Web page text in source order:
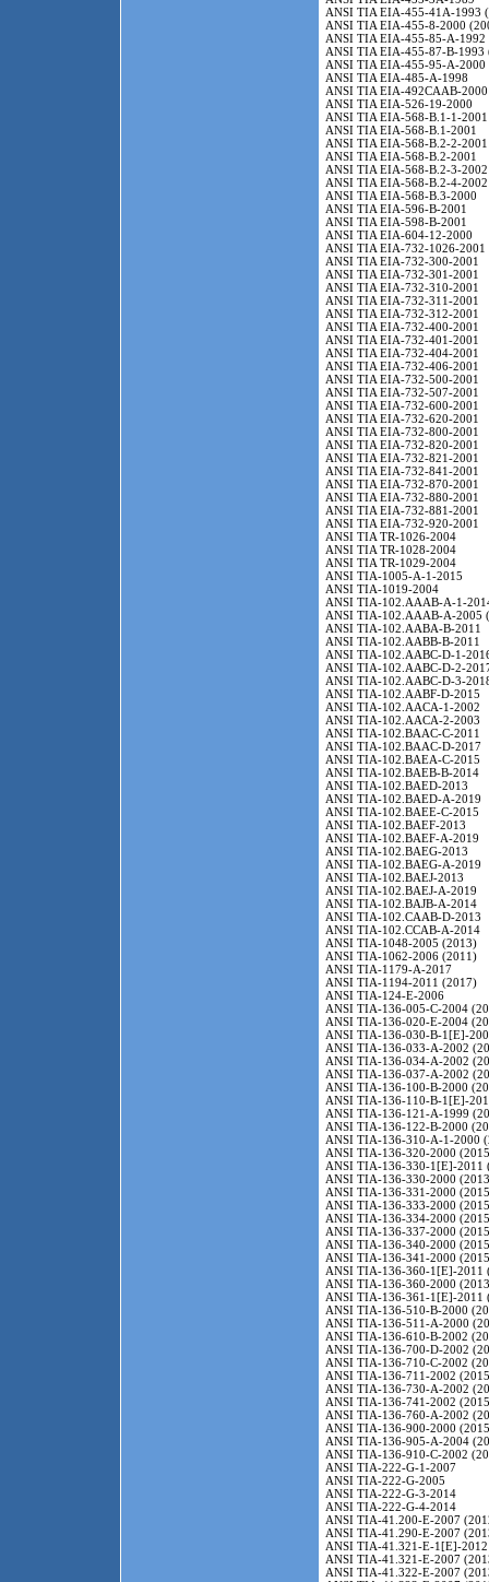
ANSI TIA EIA-455-41A-1993
ANSI TIA EIA-455-8-2000
ANSI TIA EIA-455-85-A-1992
ANSI TIA EIA-455-87-B-1993
ANSI TIA EIA-455-95-A-2000
ANSI TIA EIA-485-A-1998
ANSI TIA EIA-492CAAB-
ANSI TIA EIA-526-19-2000
ANSI TIA EIA-568-B.1-1-2001
ANSI TIA EIA-568-B.1-2001
ANSI TIA EIA-568-B.2-2-2001
ANSI TIA EIA-568-B.2-2001
ANSI TIA EIA-568-B.2-3-2002
ANSI TIA EIA-568-B.2-4-2002
ANSI TIA EIA-568-B.3-2000
ANSI TIA EIA-596-B-2001
ANSI TIA EIA-598-B-2001
ANSI TIA EIA-604-12-2000
ANSI TIA EIA-732-1026-2001
ANSI TIA EIA-732-300-2001
ANSI TIA EIA-732-301-2001
ANSI TIA EIA-732-310-2001
ANSI TIA EIA-732-311-2001
ANSI TIA EIA-732-312-2001
ANSI TIA EIA-732-400-2001
ANSI TIA EIA-732-401-2001
ANSI TIA EIA-732-404-2001
ANSI TIA EIA-732-406-2001
ANSI TIA EIA-732-500-2001
ANSI TIA EIA-732-507-2001
ANSI TIA EIA-732-600-2001
ANSI TIA EIA-732-620-2001
ANSI TIA EIA-732-800-2001
ANSI TIA EIA-732-820-2001
ANSI TIA EIA-732-821-2001
ANSI TIA EIA-732-841-2001
ANSI TIA EIA-732-870-2001
ANSI TIA EIA-732-880-2001
ANSI TIA EIA-732-881-2001
ANSI TIA EIA-732-920-2001
ANSI TIA TR-1026-2004
ANSI TIA TR-1028-2004
ANSI TIA TR-1029-2004
ANSI TIA-1005-A-1-2015
ANSI TIA-1019-2004
ANSI TIA-102.AAAB-A-1-
ANSI TIA-102.AAAB-A-2005
ANSI TIA-102.AABA-B-2011
ANSI TIA-102.AABB-B-2011
ANSI TIA-102.AABC-D-1-
ANSI TIA-102.AABC-D-2-
ANSI TIA-102.AABC-D-3-
ANSI TIA-102.AABF-D-2015
ANSI TIA-102.AACA-1-2002
ANSI TIA-102.AACA-2-2003
ANSI TIA-102.BAAC-C-2011
ANSI TIA-102.BAAC-D-2017
ANSI TIA-102.BAEA-C-2015
ANSI TIA-102.BAEB-B-2014
ANSI TIA-102.BAED-2013
ANSI TIA-102.BAED-A-2019
ANSI TIA-102.BAEE-C-2015
ANSI TIA-102.BAEF-2013
ANSI TIA-102.BAEF-A-2019
ANSI TIA-102.BAEG-2013
ANSI TIA-102.BAEG-A-2019
ANSI TIA-102.BAEJ-2013
ANSI TIA-102.BAEJ-A-2019
ANSI TIA-102.BAJB-A-2014
ANSI TIA-102.CAAB-D-2013
ANSI TIA-102.CCAB-A-2014
ANSI TIA-1048-2005 (2013)
ANSI TIA-1062-2006 (2011)
ANSI TIA-1179-A-2017
ANSI TIA-1194-2011 (2017)
ANSI TIA-124-E-2006
ANSI TIA-136-005-C-2004
ANSI TIA-136-020-E-2004
ANSI TIA-136-030-B-1[E]-
ANSI TIA-136-033-A-2002
ANSI TIA-136-034-A-2002
ANSI TIA-136-037-A-2002
ANSI TIA-136-100-B-2000
ANSI TIA-136-110-B-1[E]-
ANSI TIA-136-121-A-1999
ANSI TIA-136-122-B-2000
ANSI TIA-136-310-A-1-2000
ANSI TIA-136-320-2000
ANSI TIA-136-330-1[E]-2011
ANSI TIA-136-330-2000
ANSI TIA-136-331-2000
ANSI TIA-136-333-2000
ANSI TIA-136-334-2000
ANSI TIA-136-337-2000
ANSI TIA-136-340-2000
ANSI TIA-136-341-2000
ANSI TIA-136-360-1[E]-2011
ANSI TIA-136-360-2000
ANSI TIA-136-361-1[E]-2011
ANSI TIA-136-510-B-2000
ANSI TIA-136-511-A-2000
ANSI TIA-136-610-B-2002
ANSI TIA-136-700-D-2002
ANSI TIA-136-710-C-2002
ANSI TIA-136-711-2002
ANSI TIA-136-730-A-2002
ANSI TIA-136-741-2002
ANSI TIA-136-760-A-2002
ANSI TIA-136-900-2000
ANSI TIA-136-905-A-2004
ANSI TIA-136-910-C-2002
ANSI TIA-222-G-1-2007
ANSI TIA-222-G-2005
ANSI TIA-222-G-3-2014
ANSI TIA-222-G-4-2014
ANSI TIA-41.200-E-2007
ANSI TIA-41.290-E-2007
ANSI TIA-41.321-E-1[E]-2012
ANSI TIA-41.321-E-2007
ANSI TIA-41.322-E-2007